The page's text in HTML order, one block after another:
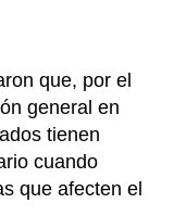
que, por el
general en
tienen
cuando
que afecten el